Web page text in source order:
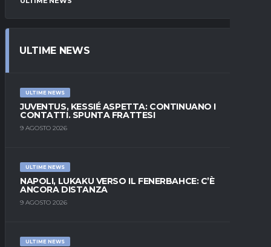
ULTIME NEWS
ULTIME NEWS
JUVENTUS, KESSIÉ ASPETTA: CONTINUANO I
CONTATTI. SPUNTA FRATTESI
9 AGOSTO 2026
ULTIME NEWS
NAPOLI, LUKAKU VERSO IL FENERBAHCE: C’È
ANCORA DISTANZA
9 AGOSTO 2026
ULTIME NEWS